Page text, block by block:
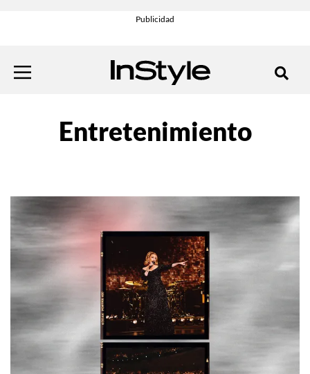
Entretenimiento